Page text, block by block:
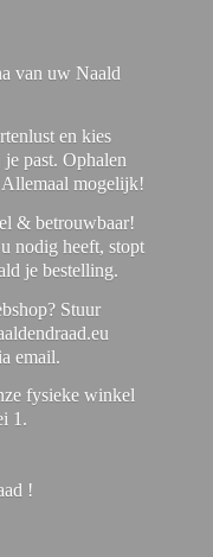
van uw Naald
en kies
past. Ophalen
mogelijk!
& betrouwbaar!
nodig heeft, stopt
je bestelling.
Stuur
email.
fysieke winkel
1.
!